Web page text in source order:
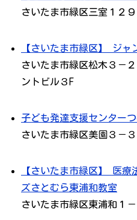
さいたま市緑区三室１２
【さいたま市緑区】 ジャ
さいたま市緑区松木３－
ントビル３F
子ども発達支援センター
さいたま市緑区美園３－３
【さいたま市緑区】 医
ズさとむら東浦和教室
さいたま市緑区東浦和１